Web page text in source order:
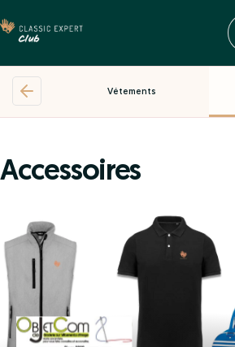
Accessoires
Vétements